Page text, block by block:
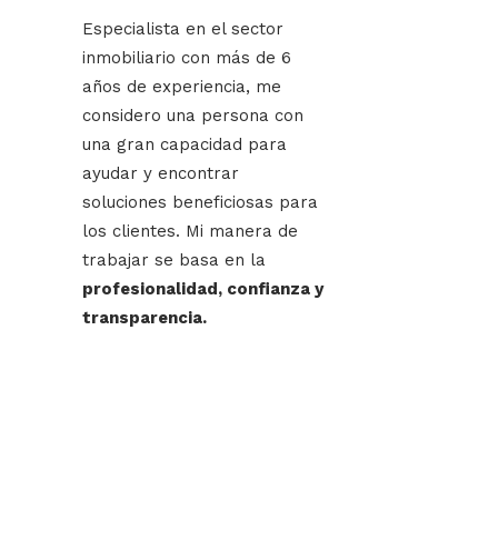
Especialista en el sector
inmobiliario con más de 6
años de experiencia, me
considero una persona con
una gran capacidad para
ayudar y encontrar
soluciones beneficiosas para
los clientes. Mi manera de
trabajar se basa en la
profesionalidad, confianza y
transparencia.